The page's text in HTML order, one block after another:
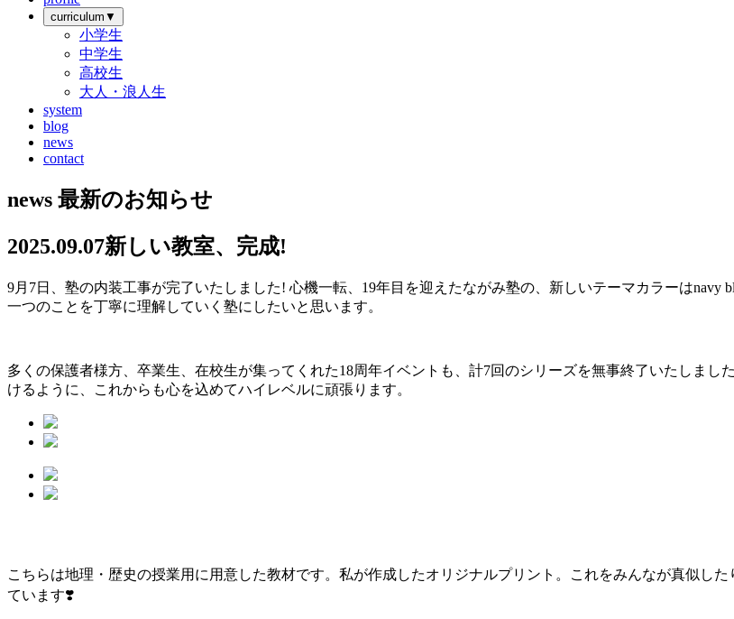
curriculum ▼
小学生
中学生
高校生
大人・浪人生
system
blog
news
contact
news 最新のお知らせ
2025.09.07新しい教室、完成!
9月7日、塾の内装工事が完了いたしました! 心機一転、19年目を迎えたながみ塾の、新しいテーマカラーは
一つのことを丁寧に理解していく塾にしたいと思います。
多くの保護者様方、卒業生、在校生が集ってくれた18周年イベントも、計7回のシリーズを無事終了いたしま
けるように、これからも心を込めてハイレベルに頑張ります。
こちらは地理・歴史の授業用に用意した教材です。私が作成したオリジナルプリント。これをみんなが真似し
ています❣️